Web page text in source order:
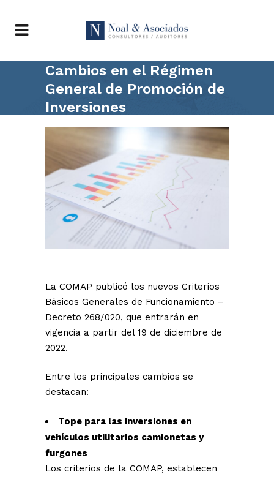
Cambios en el Régimen
General de Promoción de
Inversiones
La COMAP publicó los nuevos Criterios
Básicos Generales de Funcionamiento –
Decreto 268/020, que entrarán en
vigencia a partir del 19 de diciembre de
2022.
Entre los principales cambios se
destacan:
Tope para las inversiones en
vehículos utilitarios camionetas y
furgones
Los criterios de la COMAP, establecen